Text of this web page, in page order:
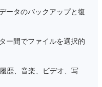
ータのバックアップと復
ー間でファイルを選択的
歴、音楽、ビデオ、写